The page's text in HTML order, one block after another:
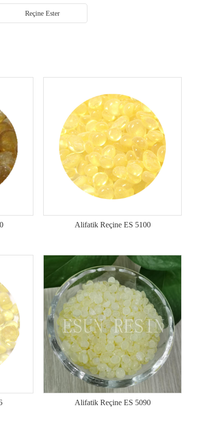
Reçine Ester
Alifatik Reçine ES 5100
Alifatik Reçine ES 5090